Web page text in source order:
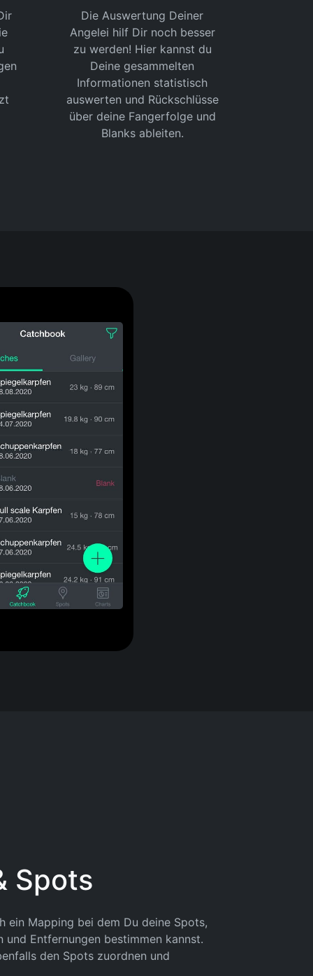
Die Auswertung Deiner
Angelei hilf Dir noch besser
zu werden! Hier kannst du
Deine gesammelten
Informationen statistisch
auswerten und Rückschlüsse
über deine Fangerfolge und
Blanks ableiten.
Spots
ein Mapping bei dem Du deine Spots,
und Entfernungen bestimmen kannst.
den Spots zuordnen und